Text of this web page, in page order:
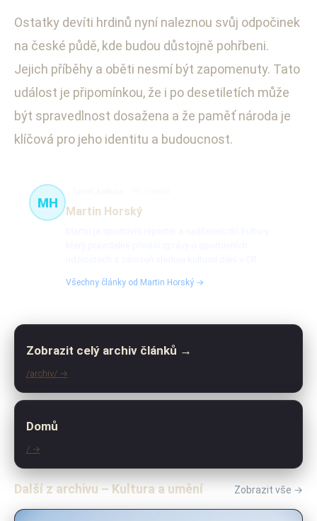
Ostatky devíti hrdinů nyní naleznou svůj odpočinek
na české půdě, kde budou důstojně pohřbeni.
Jejich příběhy a oběti nesmí být zapomenuty. Tato
událost je připomínkou, že i po desetiletích může
být spravedlnost dosažena a že paměť národa je
klíčová pro jeho identitu a budoucnost.
MH
Martin Horský
Všechny články od Martin Horský →
Zobrazit celý archiv článků →
/archiv/ →
Domů
/ →
Další z archivu – Kultura a umění Zobrazit vše →